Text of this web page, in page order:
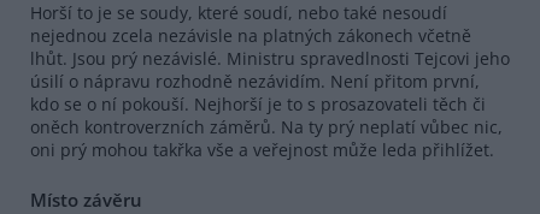
Horší to je se soudy, které soudí, nebo také nesoudí
nejednou zcela nezávisle na platných zákonech včetně
lhůt. Jsou prý nezávislé. Ministru spravedlnosti Tejcovi jeho
úsilí o nápravu rozhodně nezávidím. Není přitom první,
kdo se o ní pokouší. Nejhorší je to s prosazovateli těch či
oněch kontroverzních záměrů. Na ty prý neplatí vůbec nic,
oni prý mohou takřka vše a veřejnost může leda přihlížet.
Místo závěru